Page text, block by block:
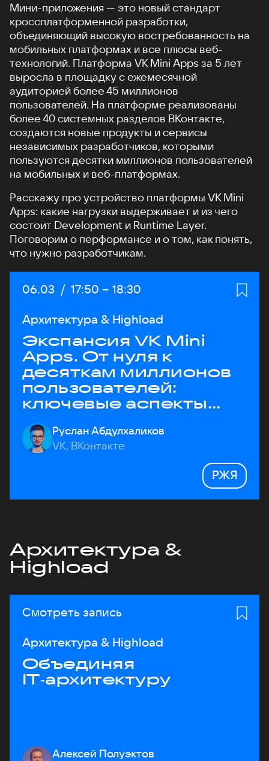
Мини-приложения — это новый стандарт
кроссплатформенной разработки,
объединяющий высокую востребованность на
мобильных платформах и все плюсы веб-
технологий. Платформа VK Mini Apps за 5 лет
выросла в площадку с ежемесячной
аудиторией более 45 миллионов
пользователей. На платформе реализованы
более 40 системных разделов ВКонтакте,
создаются новые продукты и сервисы
независимых разработчиков, которыми
пользуются десятки миллионов пользователей
на мобильных и веб-платформах.
Расскажу про устройство платформы VK Mini
Apps: какие нагрузки выдерживает и из чего
состоит Development и Runtime Layer.
Поговорим о перформансе и о том, как понять,
что нужно разработчикам.
Дата:
06.03 / Начало:
17:50 – Конец:
18:30
Архитектура & Highload
Экспансия VK Mini
Apps. От нуля к
десяткам миллионов
пользователей:
ключевые аспекты
архитектуры
Руслан Абдулхаликов
VK, ВКонтакте
РЖЯ
Архитектура &
Highload
Смотреть запись
Архитектура & Highload
Объединяя
IT‑архитектуру
Алексей Полуэктов